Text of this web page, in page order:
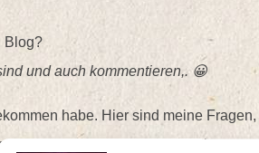
Blog?
und auch kommentieren,. 😀
habe. Hier sind meine
übernommen, da ich es immer